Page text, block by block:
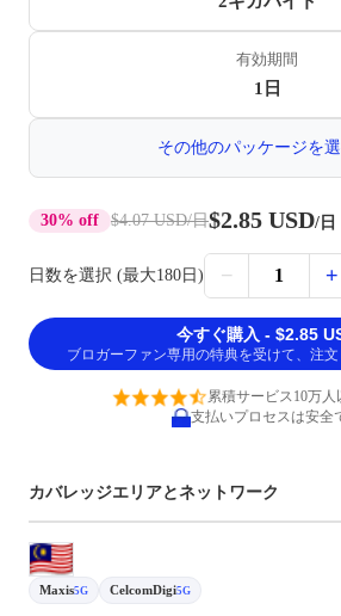
有効期間
1日
その他のパッケージを
30% off $4.07 USD/日$2.85 USD/日
日数を選択 (最大180日) − 1 +
今すぐ購入 - $2.85
ブロガーファン専用の特典を受けて、注
累積サービス10万
支払いプロセスは安全
カバレッジエリアとネットワーク
Maxis5G CelcomDigi5G